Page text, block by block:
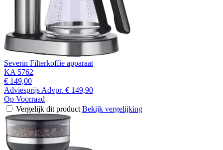
Severin Filterkoffie apparaat
KA 5762
€ 149,00
Adviesprijs Advpr. € 149,90
Op Voorraad
Vergelijk dit product Bekijk vergelijking